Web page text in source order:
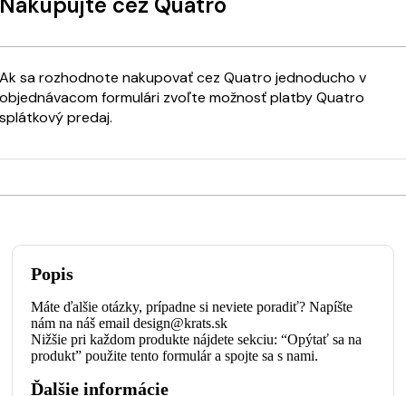
Ak sa rozhodnote nakupovať cez Quatro jednoducho v
objednávacom formulári zvoľte možnosť platby Quatro
splátkový predaj.
Popis
Máte ďalšie otázky, prípadne si neviete poradiť? Napíšte
nám na náš email design@krats.sk
Nižšie pri každom produkte nájdete sekciu: “Opýtať sa na
produkt” použite tento formulár a spojte sa s nami.
Ďalšie informácie